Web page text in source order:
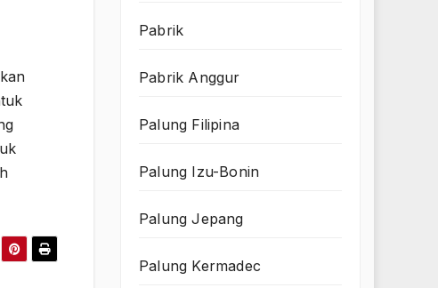
Pabrik
Pabrik Anggur
Palung Filipina
Palung Izu-Bonin
Palung Jepang
Palung Kermadec